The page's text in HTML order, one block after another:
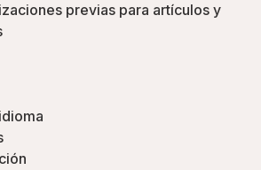
previas para artículos y